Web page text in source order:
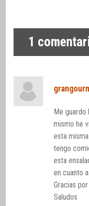
1
Me
mismo he
esta
tengo
esta
en cuanto
Gracias
Saludos